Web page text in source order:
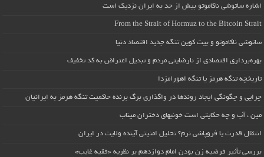
اشاره ساتوشی ناکاموتو بیش از حد به ایران نزدیک است
From the Strait of Hormuz to the Bitcoin Strait
ساتوشی ناکاموتو و بیت کوین تنگه جدید اقتصاد دنیا
بهره‌برداری اقتصادی از نارضایتی مردم و تبدیل اعتراض به کد تخفیف
تاریخچه تنگه هرمز یا تنگه اهورامزدا
چرایی و چگونگی ایجاد روندها در واگذاری برگ برنده حاکمیت تنگه هرمز به ایرانیان
مین ، آب و چه حکایتی است خونبهای دختران میناب
انتقال قدرت یا فروپاشی نرم؟ تحلیل امنیتی آینده ولایت در ایران
بررسی تأثیر فرضیه زن بودن امام دوازدهم بر نظریه «فقیه غایب»